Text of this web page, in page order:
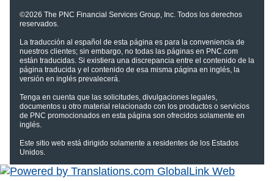
©2026 The PNC Financial Services Group, Inc. Todos los derechos
reservados.
La traducción al español de esta página es para la conveniencia de
nuestros clientes; sin embargo, no todas las páginas en PNC.com
están traducidas. Si existiera una discrepancia entre el contenido de la
página traducida y el contenido de esa misma página en inglés, la
versión en inglés prevalecerá.
Tenga en cuenta que las solicitudes, divulgaciones legales,
documentos u otro material relacionado con los productos o servicios
de PNC promocionados en esta página son ofrecidos solamente en
inglés.
Este sitio web está dirigido solamente a residentes de los Estados
Unidos.